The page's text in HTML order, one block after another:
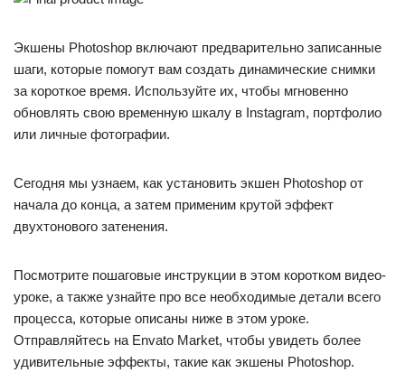
Экшены Photoshop включают предварительно записанные
шаги, которые помогут вам создать динамические снимки
за короткое время. Используйте их, чтобы мгновенно
обновлять свою временную шкалу в Instagram, портфолио
или личные фотографии.
Сегодня мы узнаем, как установить экшен Photoshop от
начала до конца, а затем применим крутой эффект
двухтонового затенения.
Посмотрите пошаговые инструкции в этом коротком видео-
уроке, а также узнайте про все необходимые детали всего
процесса, которые описаны ниже в этом уроке.
Отправляйтесь на Envato Market, чтобы увидеть более
удивительные эффекты, такие как экшены Photoshop.